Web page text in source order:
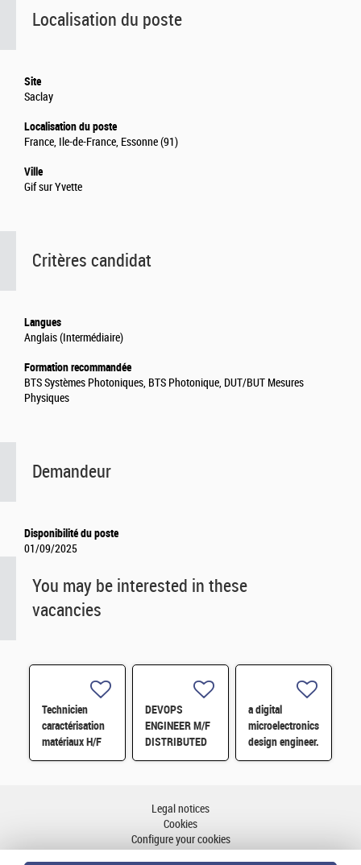
Localisation du poste
Site
Saclay
Localisation du poste
France, Ile-de-France, Essonne (91)
Ville
Gif sur Yvette
Critères candidat
Langues
Anglais (Intermédiaire)
Formation recommandée
BTS Systèmes Photoniques, BTS Photonique, DUT/BUT Mesures
Physiques
Demandeur
Disponibilité du poste
01/09/2025
You may be interested in these
vacancies
Technicien
caractérisation
matériaux H/F
DEVOPS
ENGINEER M/F
DISTRIBUTED
STO-
FOR SKA DATA
a digital
microelectronics
design engineer.
Legal notices
Cookies
Configure your cookies